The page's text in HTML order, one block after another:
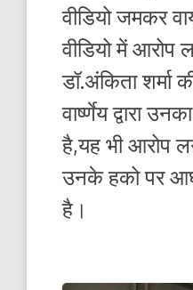
वीडियो जमकर
वीडियो में आरोप
डॉ.अंकिता शर्मा
वार्ष्णेय द्वारा
है,यह भी आरोप
उनके हको पर
है।